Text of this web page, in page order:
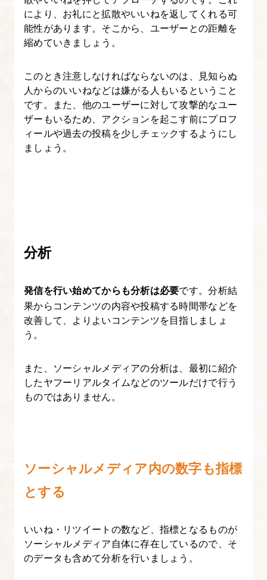
により、お礼にと拡散やいいねを返してくれる可
能性があります。そこから、ユーザーとの距離を
縮めていきましょう。
このとき注意しなければならないのは、見知らぬ
人からのいいねなどは嫌がる人もいるということ
です。また、他のユーザーに対して攻撃的なユー
ザーもいるため、アクションを起こす前にプロフ
ィールや過去の投稿を少しチェックするようにし
ましょう。
分析
発信を行い始めてからも分析は必要です。分析結
果からコンテンツの内容や投稿する時間帯などを
改善して、よりよいコンテンツを目指しましょ
う。
また、ソーシャルメディアの分析は、最初に紹介
したヤフーリアルタイムなどのツールだけで行う
ものではありません。
ソーシャルメディア内の数字も指標
とする
いいね・リツイートの数など、指標となるものが
ソーシャルメディア自体に存在しているので、そ
のデータも含めて分析を行いましょう。